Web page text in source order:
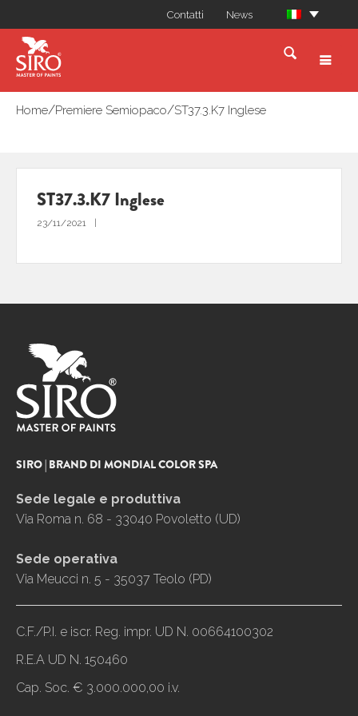
Contatti News
Home/Premiere Semiopaco/ST37.3.K7 Inglese
ST37.3.K7 Inglese
23/11/2021
SIRO | BRAND DI MONDIAL COLOR SPA
Sede legale e produttiva
Via Roma n. 68 - 33040 Povoletto (UD)
Sede operativa
Via Meucci n. 5 - 35037 Teolo (PD)
C.F./P.I. e iscr. Reg. impr. UD N. 00664100302
R.E.A UD N. 150460
Cap. Soc. € 3.000.000,00 i.v.